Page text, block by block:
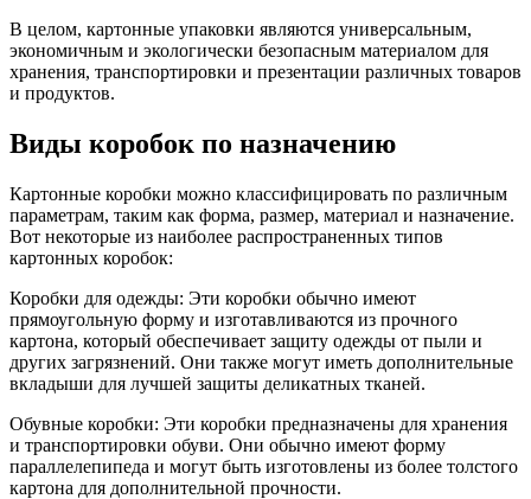
В целом, картонные упаковки являются универсальным,
экономичным и экологически безопасным материалом для
хранения, транспортировки и презентации различных товаров
и продуктов.
Виды коробок по назначению
Картонные коробки можно классифицировать по различным
параметрам, таким как форма, размер, материал и назначение.
Вот некоторые из наиболее распространенных типов
картонных коробок:
Коробки для одежды: Эти коробки обычно имеют
прямоугольную форму и изготавливаются из прочного
картона, который обеспечивает защиту одежды от пыли и
других загрязнений. Они также могут иметь дополнительные
вкладыши для лучшей защиты деликатных тканей.
Обувные коробки: Эти коробки предназначены для хранения
и транспортировки обуви. Они обычно имеют форму
параллелепипеда и могут быть изготовлены из более толстого
картона для дополнительной прочности.